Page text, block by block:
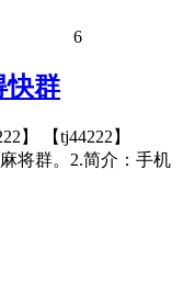
6
快群
】 【tj44222】
将群。2.简介：手机